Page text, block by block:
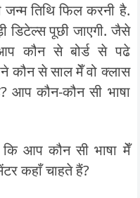
तिथि फिल करनी है.
पूछी जाएगी. जैसे
कौन से बोर्ड से पढे
कौन से साल मेँ वो क्लास
आप कौन-कौन सी भाषा
आप कौन सी भाषा मेँ
कहाँ चाहते हैं?